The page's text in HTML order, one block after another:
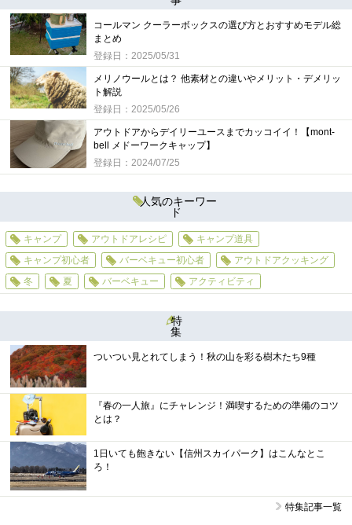
コールマン クーラーボックスの選び方とおすすめモデル総
まとめ
登録日：2025/05/31
メリノウールとは？ 他素材との違いやメリット・デメリッ
ト解説
登録日：2025/05/26
アウトドアからデイリーユースまでカッコイイ！【mont-
bell メドーワークキャップ】
登録日：2024/07/25
人気のキーワー
ド
キャンプ アウトドアレシピ
キャンプ道具
キャンプ初心者
バーベキュー初心者
アウトドアクッキング
冬
夏 バーベキュー アクティビティ
特
集
ついつい見とれてしまう！秋の山を彩る樹木たち9種
『春の一人旅』にチャレンジ！満喫するための準備のコツ
とは？
1日いても飽きない【信州スカイパーク】はこんなとこ
ろ！
特集記事一覧